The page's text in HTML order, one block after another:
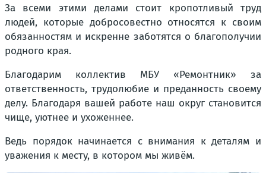
За всеми этими делами стоит кропотливый труд
людей, которые добросовестно относятся к своим
обязанностям и искренне заботятся о благополучии
родного края.
Благодарим коллектив МБУ «Ремонтник» за
ответственность, трудолюбие и преданность своему
делу. Благодаря вашей работе наш округ становится
чище, уютнее и ухоженнее.
Ведь порядок начинается с внимания к деталям и
уважения к месту, в котором мы живём.